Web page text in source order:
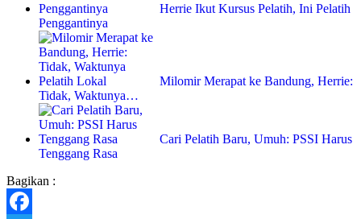
Herrie Ikut Kursus Pelatih, Ini Pelatih
Penggantinya
Milomir Merapat ke Bandung, Herrie:
Tidak, Waktunya…
Cari Pelatih Baru, Umuh: PSSI Harus
Tenggang Rasa
Bagikan :